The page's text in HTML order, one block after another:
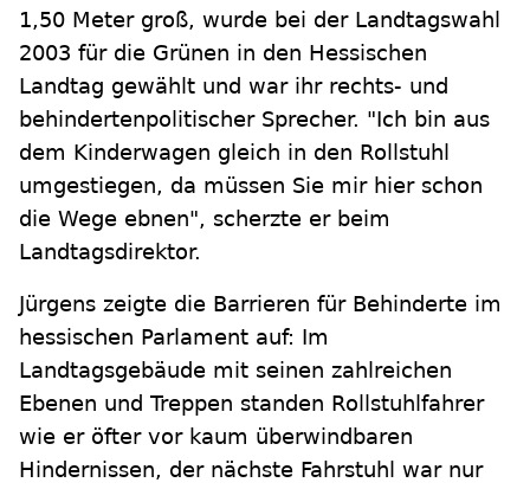
1,50 Meter groß, wurde bei der Landtagswahl
2003 für die Grünen in den Hessischen
Landtag gewählt und war ihr rechts- und
behindertenpolitischer Sprecher. "Ich bin aus
dem Kinderwagen gleich in den Rollstuhl
umgestiegen, da müssen Sie mir hier schon
die Wege ebnen", scherzte er beim
Landtagsdirektor.
Jürgens zeigte die Barrieren für Behinderte im
hessischen Parlament auf: Im
Landtagsgebäude mit seinen zahlreichen
Ebenen und Treppen standen Rollstuhlfahrer
wie er öfter vor kaum überwindbaren
Hindernissen, der nächste Fahrstuhl war nur